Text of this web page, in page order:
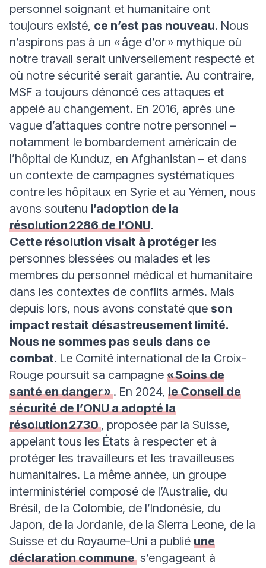
personnel soignant et humanitaire ont
toujours existé, ce n’est pas nouveau. Nous
n’aspirons pas à un « âge d’or » mythique où
notre travail serait universellement respecté et
où notre sécurité serait garantie. Au contraire,
MSF a toujours dénoncé ces attaques et
appelé au changement. En 2016, après une
vague d’attaques contre notre personnel –
notamment le bombardement américain de
l’hôpital de Kunduz, en Afghanistan – et dans
un contexte de campagnes systématiques
contre les hôpitaux en Syrie et au Yémen, nous
avons soutenu l’adoption de la
résolution 2286 de l’ONU.
Cette résolution visait à protéger les
personnes blessées ou malades et les
membres du personnel médical et humanitaire
dans les contextes de conflits armés. Mais
depuis lors, nous avons constaté que son
impact restait désastreusement limité.
Nous ne sommes pas seuls dans ce
combat. Le Comité international de la Croix-
Rouge poursuit sa campagne « Soins de
santé en danger ». En 2024, le Conseil de
sécurité de l’ONU a adopté la
résolution 2730, proposée par la Suisse,
appelant tous les États à respecter et à
protéger les travailleurs et les travailleuses
humanitaires. La même année, un groupe
interministériel composé de l’Australie, du
Brésil, de la Colombie, de l’Indonésie, du
Japon, de la Jordanie, de la Sierra Leone, de la
Suisse et du Royaume-Uni a publié une
déclaration commune s’engageant à